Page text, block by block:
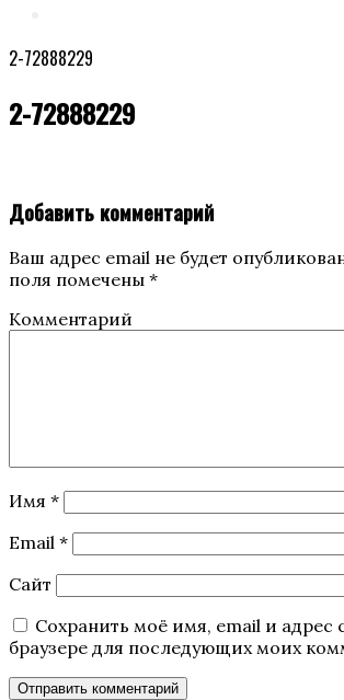
2-72888229
2-72888229
Добавить комментарий
Ваш адрес email не будет
поля помечены *
Комментарий
Имя *
Email *
Сайт
Сохранить моё имя, email и адрес
браузере для последующих моих